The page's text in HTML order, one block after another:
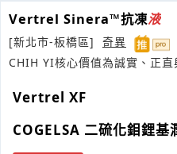
Vertrel Sinera™抗凍液
[新北市-板橋區]
奇異
CHIH YI核心價值為誠實、正
Vertrel XF
COGELSA 二硫化鉬鋰基